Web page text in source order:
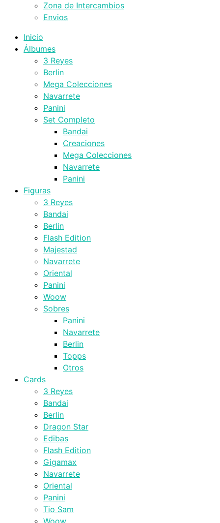
Zona de Intercambios
Envios
Inicio
Álbumes
3 Reyes
Berlin
Mega Colecciones
Navarrete
Panini
Set Completo
Bandai
Creaciones
Mega Colecciones
Navarrete
Panini
Figuras
3 Reyes
Bandai
Berlin
Flash Edition
Majestad
Navarrete
Oriental
Panini
Woow
Sobres
Panini
Navarrete
Berlin
Topps
Otros
Cards
3 Reyes
Bandai
Berlin
Dragon Star
Edibas
Flash Edition
Gigamax
Navarrete
Oriental
Panini
Tio Sam
Woow